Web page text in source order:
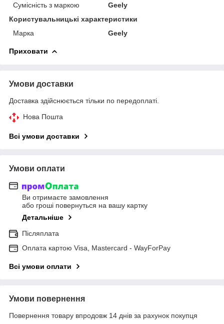
Сумісність з маркою
Geely
Користувальницькі характеристики
Марка
Geely
Приховати
Умови доставки
Доставка здійснюється тільки по передоплаті.
Нова Пошта
Всі умови доставки
Умови оплати
Ви отримаєте замовлення
або гроші повернуться на вашу картку
Детальніше
Післяплата
Оплата картою Visa, Mastercard - WayForPay
Всі умови оплати
Умови повернення
Повернення товару впродовж 14 днів за рахунок покупця